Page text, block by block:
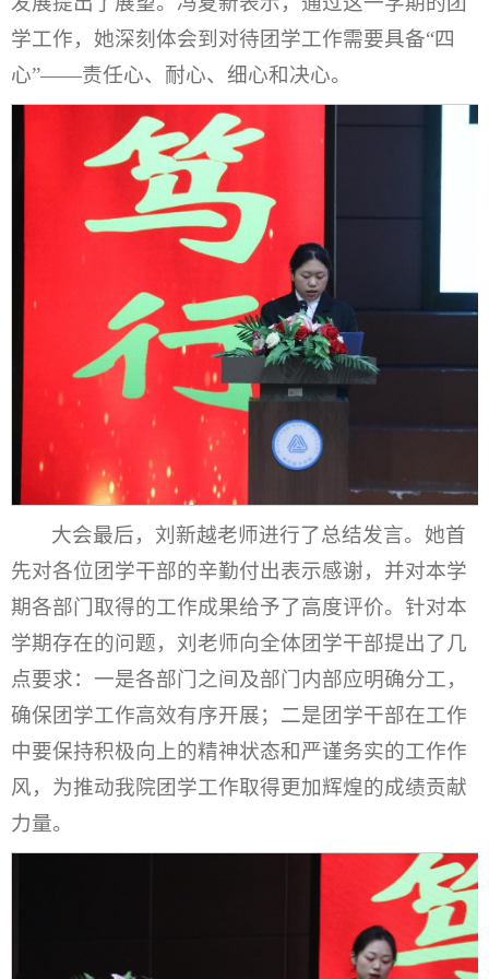
学工作，她深刻体会到对待团学工作需要具备“四
心”——责任心、耐心、细心和决心。
大会最后，刘新越老师进行了总结发言。她首
先对各位团学干部的辛勤付出表示感谢，并对本学
期各部门取得的工作成果给予了高度评价。针对本
学期存在的问题，刘老师向全体团学干部提出了几
点要求：一是各部门之间及部门内部应明确分工，
确保团学工作高效有序开展；二是团学干部在工作
中要保持积极向上的精神状态和严谨务实的工作作
风，为推动我院团学工作取得更加辉煌的成绩贡献
力量。